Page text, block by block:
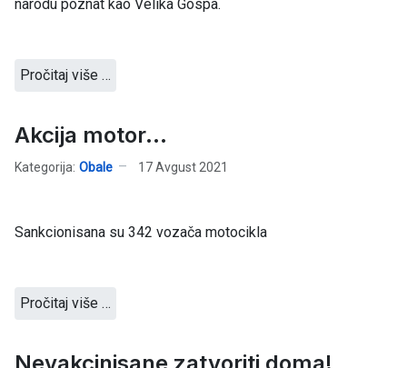
narodu poznat kao Velika Gospa.
Pročitaj više …
Akcija motor...
Kategorija: Obale 17 Avgust 2021
Sankcionisana su 342 vozača motocikla
Pročitaj više …